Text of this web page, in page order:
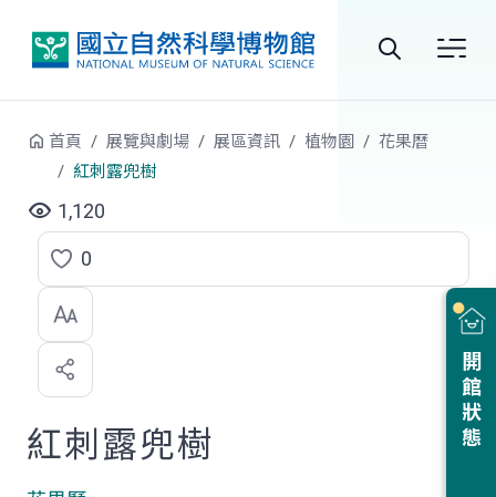
站
開館狀態
首頁 展覽與劇場 展區資訊 植物園
花果曆
紅刺露兜樹
1,120
點
選
喜
歡
0
紅刺露兜樹